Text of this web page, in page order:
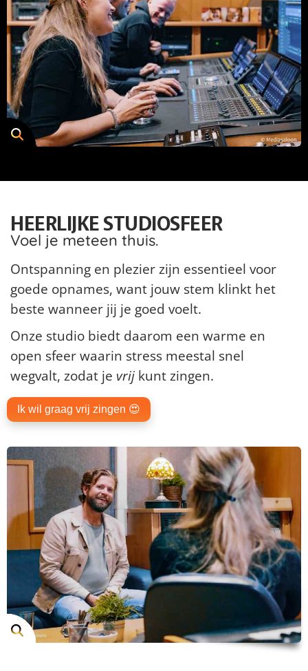
HEERLIJKE STUDIOSFEER
Voel je meteen thuis.
Ontspanning en plezier zijn essentieel voor
goede opnames, want jouw stem klinkt het
beste wanneer jij je goed voelt.
Onze studio biedt daarom een warme en
open sfeer waarin stress meestal snel
wegvalt, zodat je vrij kunt zingen.
Ik wil graag vrij zingen 😍